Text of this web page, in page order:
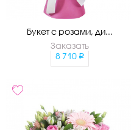
Букет с розами, ди...
Заказать
8 710